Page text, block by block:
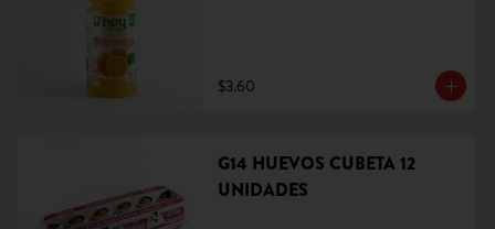
$3.60
G14 HUEVOS CUBETA 12
UNIDADES